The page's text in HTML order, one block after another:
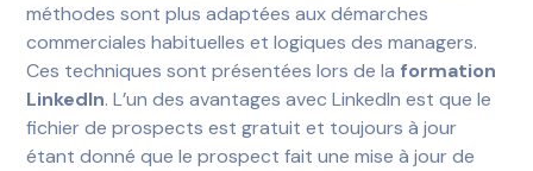
méthodes sont plus adaptées aux démarches
commerciales habituelles et logiques des managers.
Ces techniques sont présentées lors de la formation
LinkedIn. L’un des avantages avec LinkedIn est que le
fichier de prospects est gratuit et toujours à jour
étant donné que le prospect fait une mise à jour de